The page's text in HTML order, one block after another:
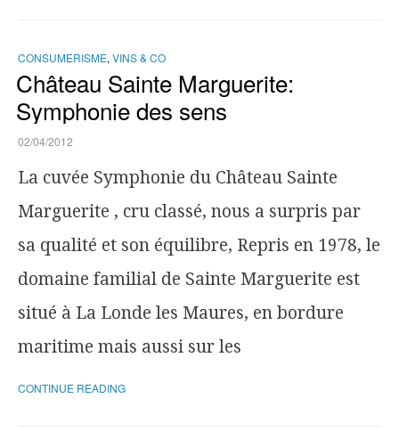
CONSUMERISME, VINS & CO
Château Sainte Marguerite:
Symphonie des sens
02/04/2012
La cuvée Symphonie du Château Sainte
Marguerite , cru classé, nous a surpris par
sa qualité et son équilibre, Repris en 1978, le
domaine familial de Sainte Marguerite est
situé à La Londe les Maures, en bordure
maritime mais aussi sur les
CONTINUE READING